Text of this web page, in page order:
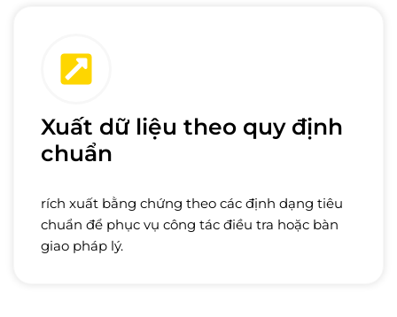
Xuất dữ liệu theo quy định
chuẩn
rích xuất bằng chứng theo các định dạng tiêu
chuẩn để phục vụ công tác điều tra hoặc bàn
giao pháp lý.